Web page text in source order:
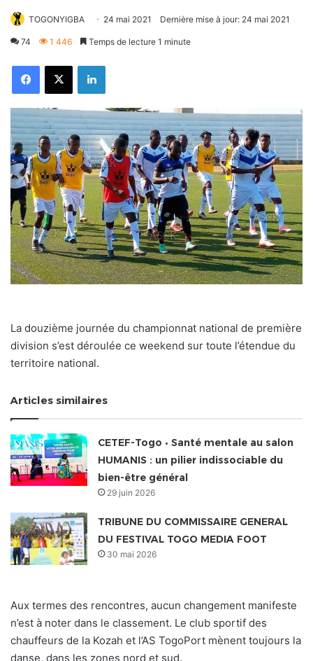
TOGONYIGBA 24 mai 2021 Dernière mise à jour: 24 mai 2021
74 1 446 Temps de lecture 1 minute
FacebookX Linkedin
La douzième journée du championnat national de première
division s’est déroulée ce weekend sur toute l’étendue du
territoire national.
Articles similaires
CETEF-Togo • Santé mentale au salon
HUMANIS : un pilier indissociable du
bien-être général
29 juin 2026
TRIBUNE DU COMMISSAIRE GENERAL
DU FESTIVAL TOGO MEDIA FOOT
30 mai 2026
Aux termes des rencontres, aucun changement manifeste
n’est à noter dans le classement. Le club sportif des
chauffeurs de la Kozah et l’AS TogoPort mènent toujours la
danse, dans les zones nord et sud.